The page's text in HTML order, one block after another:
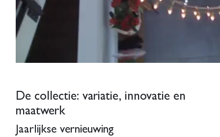
De collectie: variatie, innovatie en
maatwerk
Jaarlijkse vernieuwing